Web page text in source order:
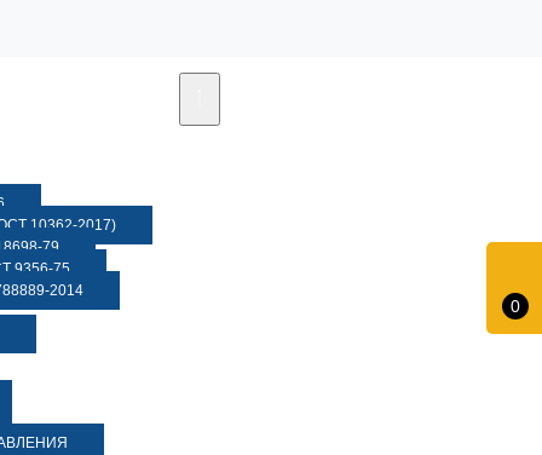
0
10362-2017)
79
9356-75
2014